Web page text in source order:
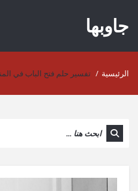
جاوبها
الرئيسية / تفسير حلم فتح الباب في